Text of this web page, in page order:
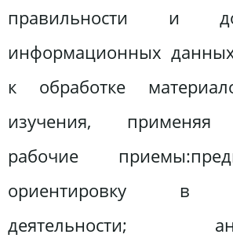
правильности и
информационных
к обработке
изучения, применяя
рабочие
ориентировку в
деятельности;